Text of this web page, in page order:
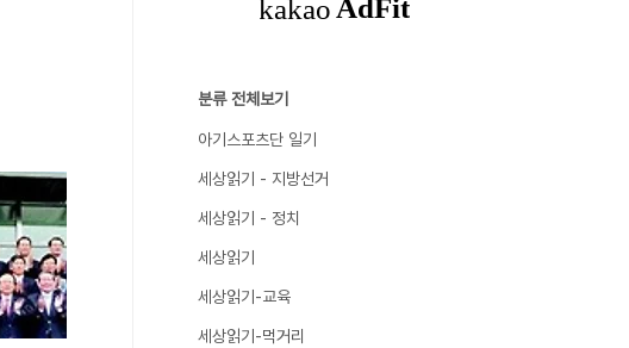
분류 전체보기
아기스포츠단 일기
세상읽기 - 지방선거
세상읽기 - 정치
세상읽기
세상읽기-교육
세상읽기-먹거리